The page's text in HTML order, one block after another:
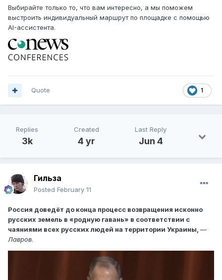
Выбирайте только то, что вам интересно, а мы поможем
выстроить индивидуальный маршрут по площадке с помощью
AI-ассистента.
1
Quote
Replies
3k
Created
4 yr
Last Reply
Jun 4
Гильза
Posted February 11
Россия доведёт до конца процесс возвращения исконно
русских земель в «родную гавань» в соответствии с
чаяниями всех русских людей на территории Украины, —
Лавров.